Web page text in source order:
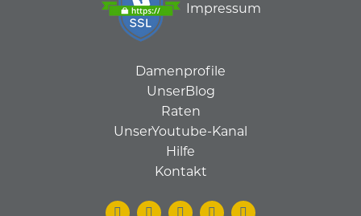
Impressum
Damenprofile
UnserBlog
Raten
UnserYoutube-Kanal
Hilfe
Kontakt